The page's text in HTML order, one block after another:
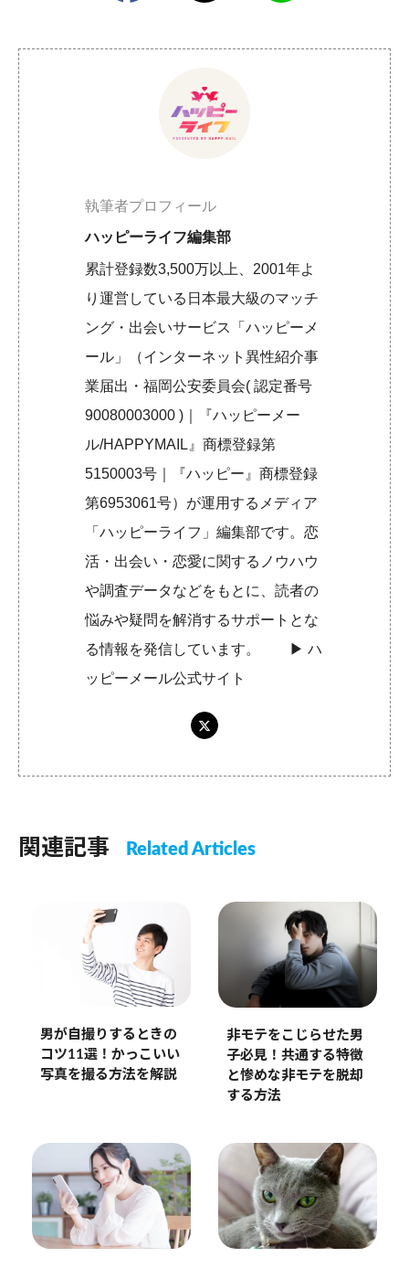
執筆者プロフィール
ハッピーライフ編集部
累計登録数3,500万以上、2001年よ
り運営している日本最大級のマッチ
ング・出会いサービス「ハッピーメ
ール」（インターネット異性紹介事
業届出・福岡公安委員会( 認定番号
90080003000 )｜『ハッピーメー
ル/HAPPYMAIL』商標登録第
5150003号｜『ハッピー』商標登録
第6953061号）が運用するメディア
「ハッピーライフ」編集部です。恋
活・出会い・恋愛に関するノウハウ
や調査データなどをもとに、読者の
悩みや疑問を解消するサポートとな
る情報を発信しています。 ▶︎ハ
ッピーメール公式サイト
関連記事 Related Articles
男が自撮りするときの
コツ11選！かっこいい
写真を撮る方法を解説
非モテをこじらせた男
子必見！共通する特徴
と惨めな非モテを脱却
する方法